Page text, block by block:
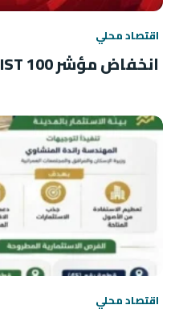
اقتصاد محلي
انخفاض مؤشر BIST 100 في بورصة إسطنبول
اقتصاد محلي